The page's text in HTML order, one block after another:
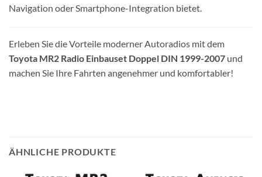
Navigation oder Smartphone-Integration bietet.
Erleben Sie die Vorteile moderner Autoradios mit dem
Toyota MR2 Radio Einbauset Doppel DIN 1999-2007 und
machen Sie Ihre Fahrten angenehmer und komfortabler!
ÄHNLICHE PRODUKTE